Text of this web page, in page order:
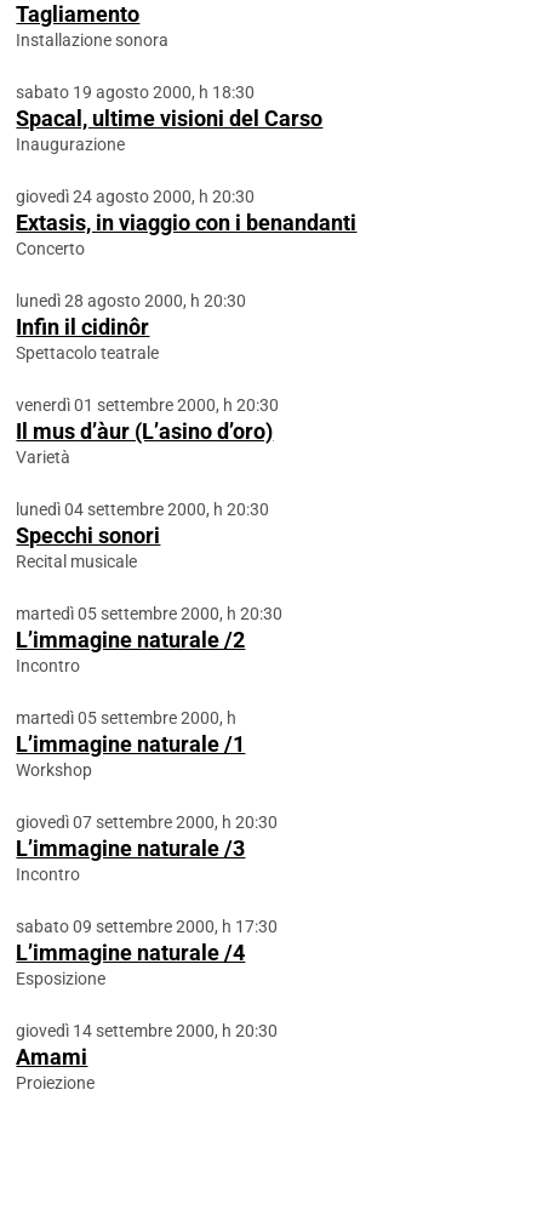
Tagliamento
Installazione sonora
sabato 19 agosto 2000, h 18:30
Spacal, ultime visioni del Carso
Inaugurazione
giovedì 24 agosto 2000, h 20:30
Extasis, in viaggio con i benandanti
Concerto
lunedì 28 agosto 2000, h 20:30
Infin il cidinôr
Spettacolo teatrale
venerdì 01 settembre 2000, h 20:30
Il mus d’àur (L’asino d’oro)
Varietà
lunedì 04 settembre 2000, h 20:30
Specchi sonori
Recital musicale
martedì 05 settembre 2000, h 20:30
L’immagine naturale /2
Incontro
martedì 05 settembre 2000, h
L’immagine naturale /1
Workshop
giovedì 07 settembre 2000, h 20:30
L’immagine naturale /3
Incontro
sabato 09 settembre 2000, h 17:30
L’immagine naturale /4
Esposizione
giovedì 14 settembre 2000, h 20:30
Amami
Proiezione